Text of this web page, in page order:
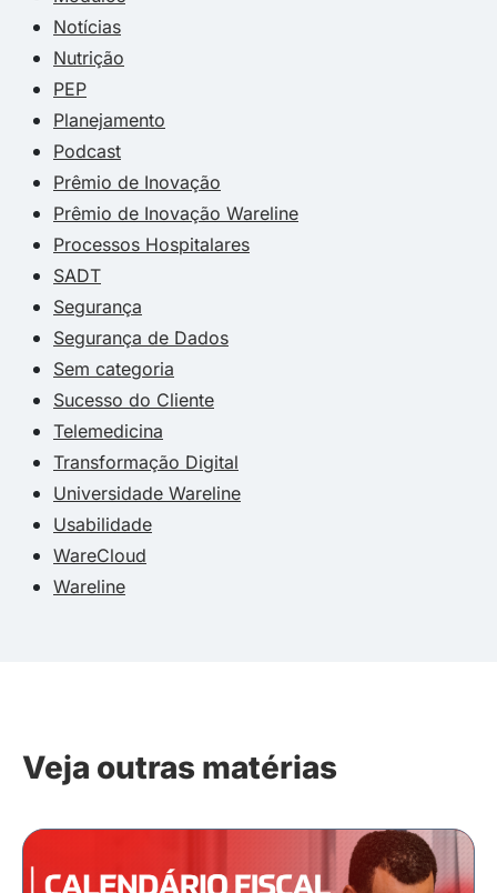
Notícias
Nutrição
PEP
Planejamento
Podcast
Prêmio de Inovação
Prêmio de Inovação Wareline
Processos Hospitalares
SADT
Segurança
Segurança de Dados
Sem categoria
Sucesso do Cliente
Telemedicina
Transformação Digital
Universidade Wareline
Usabilidade
WareCloud
Wareline
Veja outras matérias